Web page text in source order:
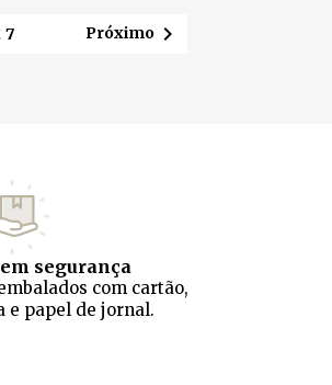
7 Próximo
segurança
com cartão,
e papel de jornal.